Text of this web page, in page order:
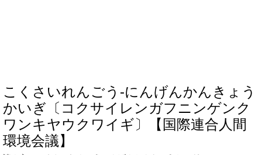
こくさいれんごう‐にんげんかんきょう
かいぎ〔コクサイレンガフニンゲンク
ワンキヤウクワイギ〕【国際連合人間
環境会議】